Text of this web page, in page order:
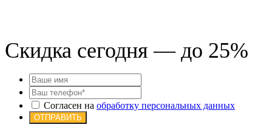
Скидка сегодня — до 25%
Согласен на обработку персональных данных
ОТПРАВИТЬ